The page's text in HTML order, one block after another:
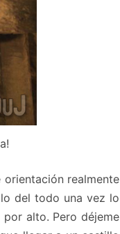
realmente
del todo una vez lo
alto. Pero déjeme